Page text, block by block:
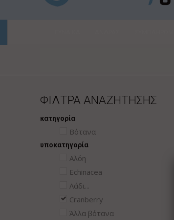
ΦΙΛΤΡΑ ΑΝΑΖΗΤΗΣΗΣ
κατηγορία
Βότανα
υποκατηγορία
Αλόη
Echinacea
Λάδι...
Cranberry
Άλλα βότανα